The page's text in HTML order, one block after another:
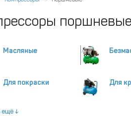
Масляные
Для покраски Для
ещё